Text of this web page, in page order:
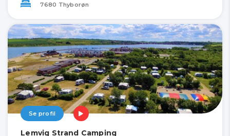
7680 Thyborøn
Se profil
Lemvig Strand Camping